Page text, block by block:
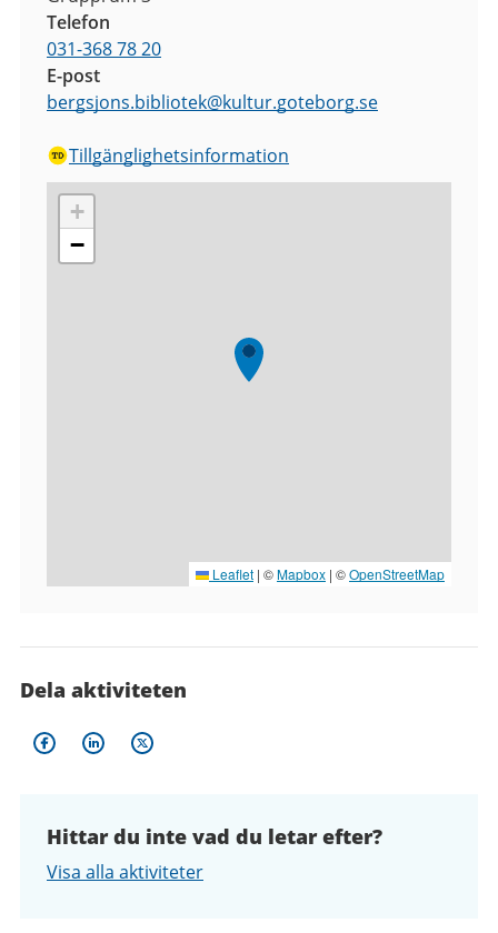
Telefon
031-368 78 20
E-post
bergsjons.bibliotek@kultur.goteborg.se
Tillgänglighetsinformation
+
−
Leaflet | ©Mapbox | ©OpenStreetMap
Dela aktiviteten
Hittar du inte vad du letar efter?
Visa alla aktiviteter